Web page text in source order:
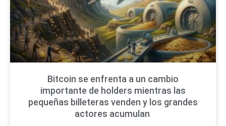
Bitcoin se enfrenta a un cambio
importante de holders mientras las
pequeñas billeteras venden y los grandes
actores acumulan